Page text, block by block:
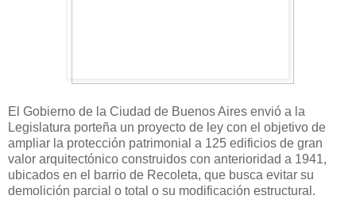
El Gobierno de la Ciudad de Buenos Aires envió a la
Legislatura porteña un proyecto de ley con el objetivo de
ampliar la protección patrimonial a 125 edificios de gran
valor arquitectónico construidos con anterioridad a 1941,
ubicados en el barrio de Recoleta, que busca evitar su
demolición parcial o total o su modificación estructural.